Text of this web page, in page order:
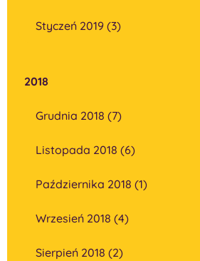
Styczeń 2019 (3)
2018
Grudnia 2018 (7)
Listopada 2018 (6)
Października 2018 (1)
Wrzesień 2018 (4)
Sierpień 2018 (2)